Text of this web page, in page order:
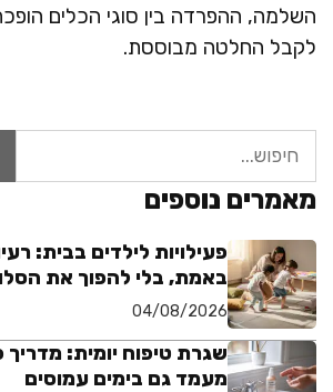
השלמה, ההפרדה בין סוגי הכלים
לקבל החלטה מבוססת.
מאמרים נוספים
פעילויות לילדים בבית:
באמת, בלי להפוך את
04/08/2026
שגרת טיפוח יומית:
מעמד גם בימים עמוסים